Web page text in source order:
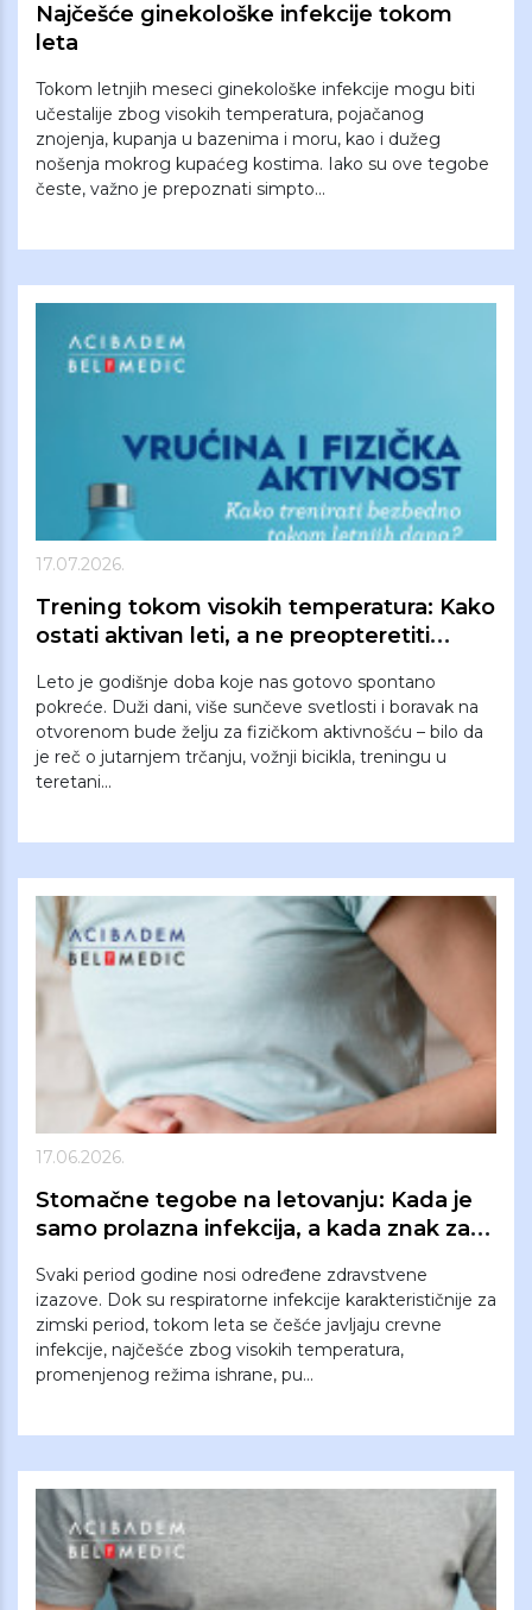
Najčešće ginekološke infekcije tokom
leta
Tokom letnjih meseci ginekološke infekcije mogu biti
učestalije zbog visokih temperatura, pojačanog
znojenja, kupanja u bazenima i moru, kao i dužeg
nošenja mokrog kupaćeg kostima. Iako su ove tegobe
česte, važno je prepoznati simpto...
17.07.2026.
Trening tokom visokih temperatura: Kako
ostati aktivan leti, a ne preopteretiti
Leto je godišnje doba koje nas gotovo spontano
pokreće. Duži dani, više sunčeve svetlosti i boravak na
otvorenom bude želju za fizičkom aktivnošću – bilo da
je reč o jutarnjem trčanju, vožnji bicikla, treningu u
teretani...
17.06.2026.
Stomačne tegobe na letovanju: Kada je
samo prolazna infekcija, a kada znak za
Svaki period godine nosi određene zdravstvene
izazove. Dok su respiratorne infekcije karakterističnije za
zimski period, tokom leta se češće javljaju crevne
infekcije, najčešće zbog visokih temperatura,
promenjenog režima ishrane, pu...